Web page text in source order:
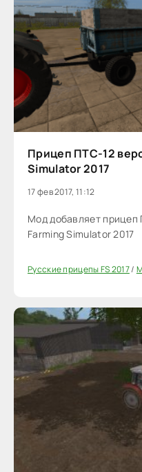
Прицеп ПТС-12
Simulator 2017
17 фев 2017, 11:12
Мод добавляет прицеп
Farming Simulator 2017
Русские прицепы FS 2017/